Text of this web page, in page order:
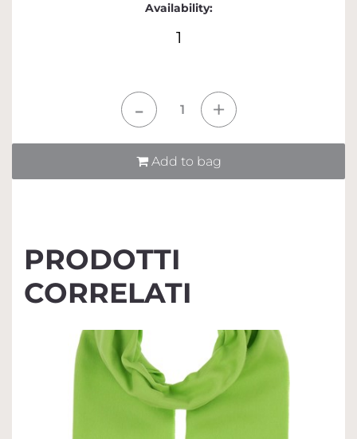
Availability:
1
Add to bag
PRODOTTI
CORRELATI